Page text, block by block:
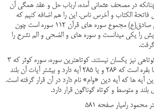
چنانکه در مصحف عثمانی آمده، ارباب حل و عقد همگی آن
اولش فاتحة الکتاب و آخرس ناس. این را هم اضافه کنیم که
گفته اند بر حسب حکم امام صادق(ع) مجموع سوره های قرآن 112 سوره است چون
را یکی میدانست و سوره های و الضحی و الم نشرح را
سوره ها از جهت بلندی و کوتاهی نیز یکسان نیستند. کوتاه­ترین سوره، سوره کوثر که 3
آیه دارد و بلندترین سوره ها بقره است که 286 و یا 285 آیه دارد و بیشتر آیات آن بلند
آیه ها که آیه دین «وام» نام دارد در آن قرار گرفته است.
و متوسط و کوتاه گوناگون قرار دارد.
محمود رامیار صفحه 581